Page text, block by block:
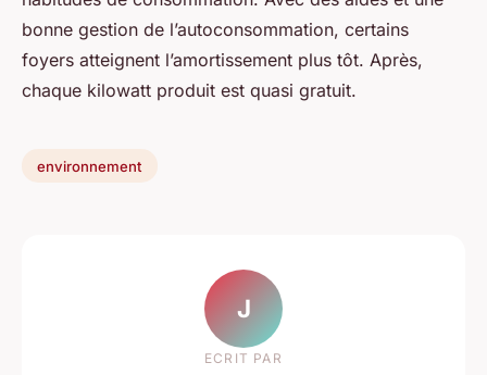
bonne gestion de l’autoconsommation, certains
foyers atteignent l’amortissement plus tôt. Après,
chaque kilowatt produit est quasi gratuit.
environnement
J
ECRIT PAR